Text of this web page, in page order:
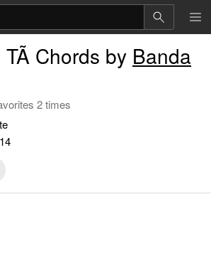
TÃ­ Chords by Banda
2 times